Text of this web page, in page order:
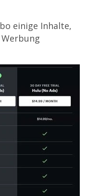
einige Inhalte,